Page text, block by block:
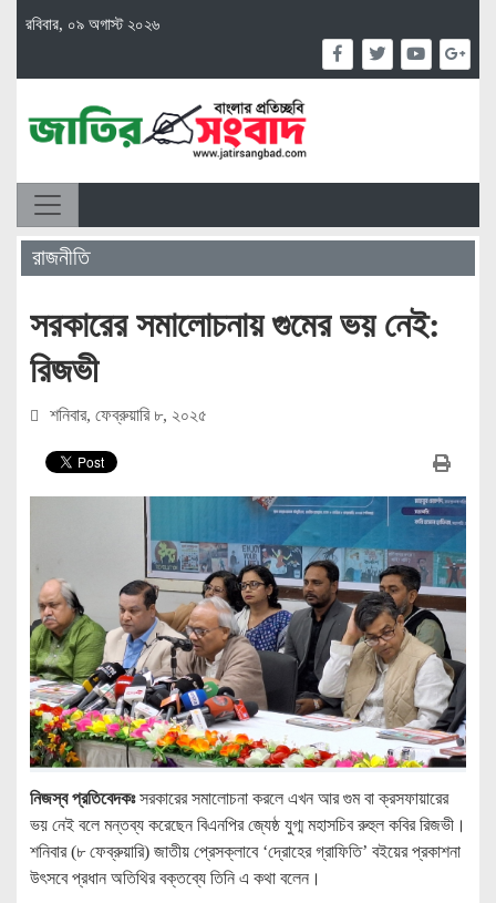
রবিবার, ০৯ অগাস্ট ২০২৬
রাজনীতি
সরকারের সমালোচনায় গুমের ভয় নেই:
রিজভী
শনিবার, ফেব্রুয়ারি ৮, ২০২৫
নিজস্ব প্রতিবেদকঃসরকারের সমালোচনা করলে এখন আর গুম বা ক্রসফায়ারের
ভয় নেই বলে মন্তব্য করেছেন বিএনপির জ্যেষ্ঠ যুগ্ম মহাসচিব রুহুল কবির রিজভী।
শনিবার (৮ ফেব্রুয়ারি) জাতীয় প্রেসক্লাবে ‘দ্রোহের গ্রাফিতি’ বইয়ের প্রকাশনা
উৎসবে প্রধান অতিথির বক্তব্যে তিনি এ কথা বলেন।